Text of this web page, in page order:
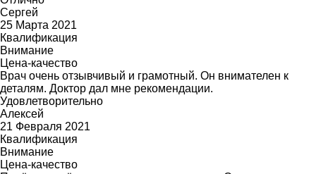
Сергей
25 Марта 2021
Квалификация
Внимание
Цена-качество
Врач очень отзывчивый и грамотный. Он внимателен к
деталям. Доктор дал мне рекомендации.
Удовлетворительно
Алексей
21 Февраля 2021
Квалификация
Внимание
Цена-качество